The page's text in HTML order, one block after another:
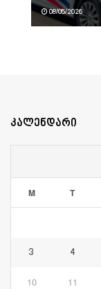
08/05/2026
კალენდარი
M T
3 4
10 11